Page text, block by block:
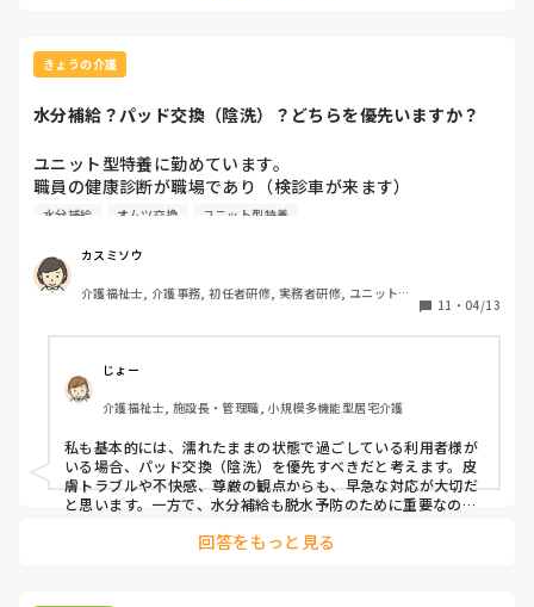
きょうの介護
水分補給？パッド交換（陰洗）？どちらを優先いますか？
ユニット型特養に勤めています。
職員の健康診断が職場であり（検診車が来ます）
全員その日に検診受けます。
私は、早出で他の職員にまだパッド交換終わっていないこと
を伝え検診に行きました。
ユニットに戻って記録確認すると、まだ誰1人終わっていな
数分後に戻ってきた職員に聞くと、水分補給してて、そこま
で手が回らなかったのこと。
頭の中で？？？
水分も確かに大事ですが、濡れたままパッドしてる利用者様
のことを考えたら、そっちの方が大事ではないでしょうか？
皆さんはどう思われますか？
水分補給？パッド交換（陰洗）？
どちらを優先しますか？
水分補給 オムツ交換 ユニット型特養
カスミソウ
介護福祉士, 介護事務, 初任者研修, 実務者研修, ユニット型
11 ・ 04/13
じょー
介護福祉士, 施設長・管理職, 小規模多機能型居宅介護
私も基本的には、濡れたままの状態で過ごしている利用者様が
いる場合、パッド交換（陰洗）を優先すべきだと考えます。皮
膚トラブルや不快感、尊厳の観点からも、早急な対応が大切だ
と思います。一方で、水分補給も脱水予防のために重要なの
掛け合い、役割分担をすることが理想的ではないでしょうか。
回答をもっと見る